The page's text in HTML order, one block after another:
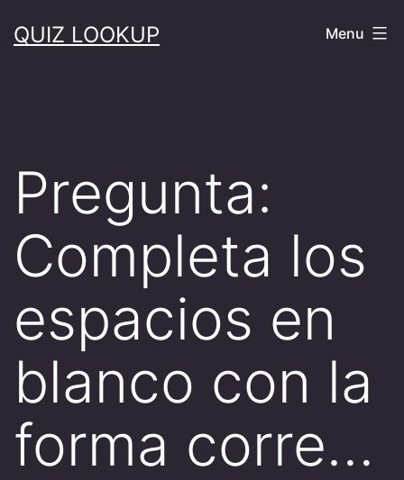
toQUIZ LOOKUP Menu
Pregunta:
Completa los
espacios en
blanco con la
forma corre…